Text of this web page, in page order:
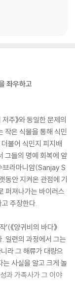
좌우하고
주》와 동일한 문제의
작은 식물을 통해 식민
불어 식민지 피지배
그들의 명예 회복에 앞
브라마니암(Sanjay S
동안 지켜온 관점에 기
퍼져나가는 바이러스
주장한다.
《양귀비의 바다》
. 일련의 과정에서 그는
라 그 해류가 대량으
사실을 알고 크게 놀
과 가족사가 그 이야